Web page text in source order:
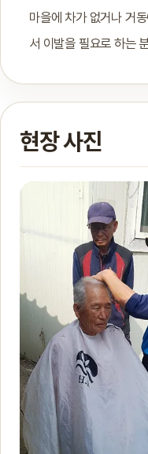
마을에 차가 없거나 거
서 이발을 필요로 하는
현장 사진